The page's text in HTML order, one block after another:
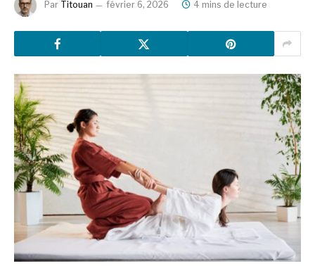
Par Titouan février 6, 2026 4 mins de lecture